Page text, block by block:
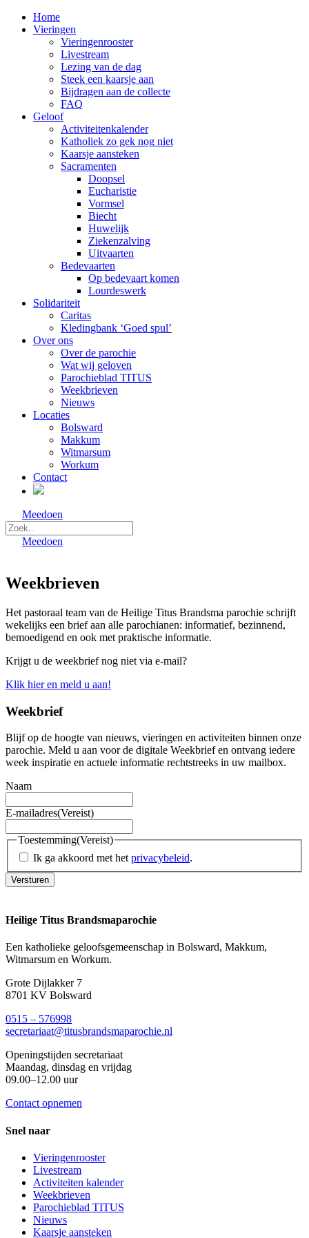
Home
Vieringen
Vieringenrooster
Livestream
Lezing van de dag
Steek een kaarsje aan
Bijdragen aan de collecte
FAQ
Geloof
Activiteitenkalender
Katholiek zo gek nog niet
Kaarsje aansteken
Sacramenten
Doopsel
Eucharistie
Vormsel
Biecht
Huwelijk
Ziekenzalving
Uitvaarten
Bedevaarten
Op bedevaart komen
Lourdeswerk
Solidariteit
Caritas
Kledingbank ‘Goed spul’
Over ons
Over de parochie
Wat wij geloven
Parochieblad TITUS
Weekbrieven
Nieuws
Locaties
Bolsward
Makkum
Witmarsum
Workum
Contact
Meedoen
Meedoen
Weekbrieven
Het pastoraal team van de Heilige Titus Brandsma parochie schrijft
wekelijks een brief aan alle parochianen: informatief, bezinnend,
bemoedigend en ook met praktische informatie.
Krijgt u de weekbrief nog niet via e-mail?
Klik hier en meld u aan!
Weekbrief
Blijf op de hoogte van nieuws, vieringen en activiteiten binnen onze
parochie. Meld u aan voor de digitale Weekbrief en ontvang iedere
week inspiratie en actuele informatie rechtstreeks in uw mailbox.
Naam
E-mailadres(Vereist)
Toestemming(Vereist)
Ik ga akkoord met het privacybeleid.
Versturen
Heilige Titus Brandsmaparochie
Een katholieke geloofsgemeenschap in Bolsward, Makkum,
Witmarsum en Workum.
Grote Dijlakker 7
8701 KV Bolsward
0515 – 576998
secretariaat@titusbrandsmaparochie.nl
Openingstijden secretariaat
Maandag, dinsdag en vrijdag
09.00–12.00 uur
Contact opnemen
Snel naar
Vieringenrooster
Livestream
Activiteiten kalender
Weekbrieven
Parochieblad TITUS
Nieuws
Kaarsje aansteken